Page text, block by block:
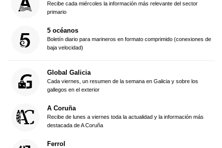
Recibe cada miércoles la información más relevante del sector
primario
5 océanos
Boletín diario para marineros en formato comprimido (conexiones de
baja velocidad)
Global Galicia
Cada viernes, un resumen de la semana en Galicia y sobre los
gallegos en el exterior
A Coruña
Recibe de lunes a viernes toda la actualidad y la información más
destacada de A Coruña
Ferrol